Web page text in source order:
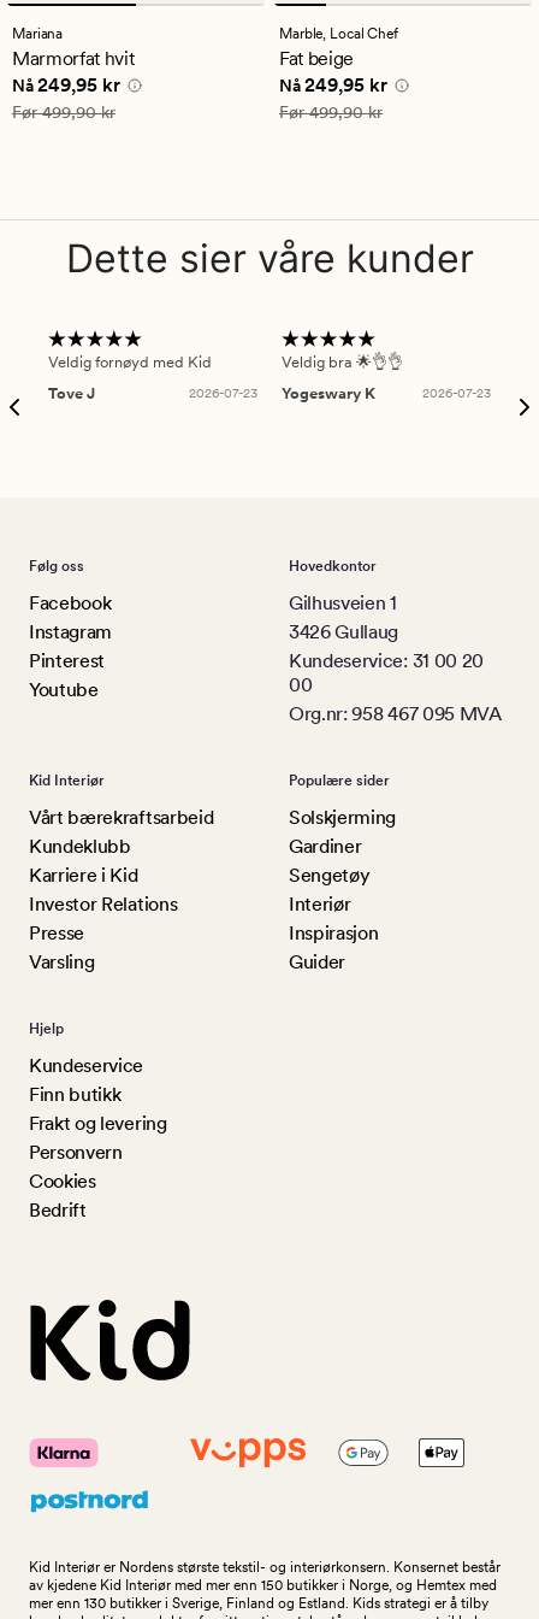
anmeldelser
med
en
gjennomsnittlig
vurdering
på
4
Mariana
Marmorfat hvit
Nåværende pris
Nå249,95 kr
Vanlig pris 499,90 kr
Før499,90 kr
anmeldelser
med
en
gjennomsnittlig
vurdering
på
5
Marble, Local Chef
Fat beige
Nåværende pris
Nå249,95 kr
Vanlig pris 499,90 kr
Før499,90 kr
Dette sier våre kunder
Veldig fornøyd med Kid
Tove J
2026-07-23
Veldig bra 🌟👌👌
Yogeswary K
2026-07-23
Følg oss
Facebook
Instagram
Pinterest
Youtube
Hovedkontor
Gilhusveien 1
3426 Gullaug
Kundeservice: 31 00 20
00
Org.nr: 958 467 095 MVA
Kid Interiør
Vårt bærekraftsarbeid
Kundeklubb
Karriere i Kid
Investor Relations
Presse
Varsling
Populære sider
Solskjerming
Gardiner
Sengetøy
Interiør
Inspirasjon
Guider
Hjelp
Kundeservice
Finn butikk
Frakt og levering
Personvern
Cookies
Bedrift
Kid Interiør er Nordens største tekstil- og interiørkonsern. Konsernet består
av kjedene Kid Interiør med mer enn 150 butikker i Norge, og Hemtex med
mer enn 130 butikker i Sverige, Finland og Estland. Kids strategi er å tilby